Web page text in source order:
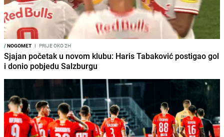
/NOGOMET I PRIJE OKO 2H
Sjajan početak u novom klubu: Haris Tabaković postigao gol
i donio pobjedu Salzburgu